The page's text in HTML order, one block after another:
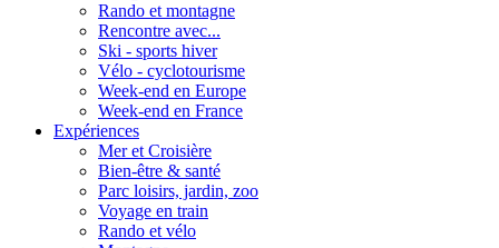
Rando et montagne
Rencontre avec...
Ski - sports hiver
Vélo - cyclotourisme
Week-end en Europe
Week-end en France
Expériences
Mer et Croisière
Bien-être & santé
Parc loisirs, jardin, zoo
Voyage en train
Rando et vélo